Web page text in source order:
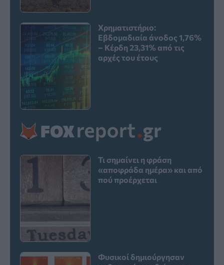
Χρηματιστήριο:
Εβδομαδιαία άνοδος 1,76%
– Κέρδη 23,31% από τις
αρχές του έτους
Τι σημαίνει η φράση
«αποφράδα ημέρα» και από
πού προέρχεται
Φυσικοί δημιούργησαν